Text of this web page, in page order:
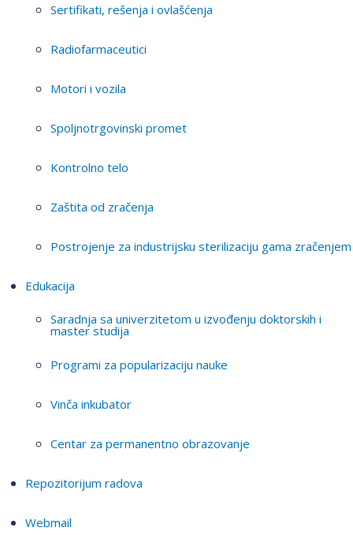
Sertifikati, rešenja i ovlašćenja
Radiofarmaceutici
Motori i vozila
Spoljnotrgovinski promet
Kontrolno telo
Zaštita od zračenja
Postrojenje za industrijsku sterilizaciju gama zračenjem
Edukacija
Saradnja sa univerzitetom u izvođenju doktorskih i
master studija
Programi za popularizaciju nauke
Vinča inkubator
Centar za permanentno obrazovanje
Repozitorijum radova
Webmail